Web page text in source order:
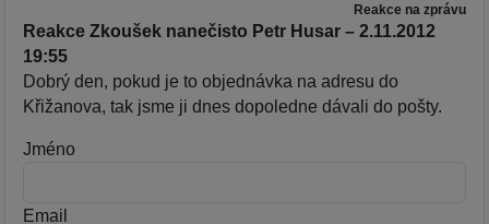
Reakce na zprávu
Reakce Zkoušek nanečisto Petr Husar – 2.11.2012
19:55
Dobrý den, pokud je to objednávka na adresu do
Křižanova, tak jsme ji dnes dopoledne dávali do pošty.
Jméno
Email